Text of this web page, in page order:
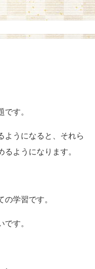
す。
ようになると、それら
ようになります。
学習です。
す。